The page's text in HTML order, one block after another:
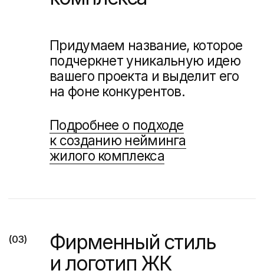
а масштабируемую креативную
концепцию: идею, яркое
сообщение, цепкий слоган,
варианты реализации на разных
носителях.
к разработке key visual
набор полиграфических
материалов, который
наилучшим образом представит
ваш жилой комплекс и его